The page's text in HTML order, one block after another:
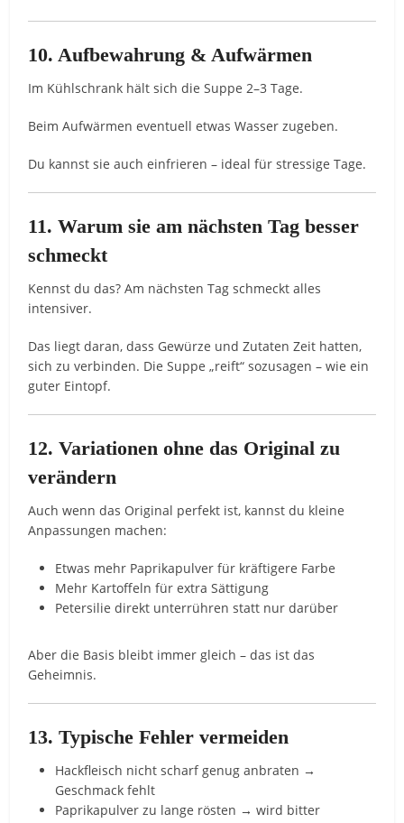
10. Aufbewahrung & Aufwärmen
Im Kühlschrank hält sich die Suppe 2–3 Tage.
Beim Aufwärmen eventuell etwas Wasser zugeben.
Du kannst sie auch einfrieren – ideal für stressige Tage.
11. Warum sie am nächsten Tag besser
schmeckt
Kennst du das? Am nächsten Tag schmeckt alles
intensiver.
Das liegt daran, dass Gewürze und Zutaten Zeit hatten,
sich zu verbinden. Die Suppe „reift“ sozusagen – wie ein
guter Eintopf.
12. Variationen ohne das Original zu
verändern
Auch wenn das Original perfekt ist, kannst du kleine
Anpassungen machen:
Etwas mehr Paprikapulver für kräftigere Farbe
Mehr Kartoffeln für extra Sättigung
Petersilie direkt unterrühren statt nur darüber
Aber die Basis bleibt immer gleich – das ist das
Geheimnis.
13. Typische Fehler vermeiden
Hackfleisch nicht scharf genug anbraten →
Geschmack fehlt
Paprikapulver zu lange rösten → wird bitter